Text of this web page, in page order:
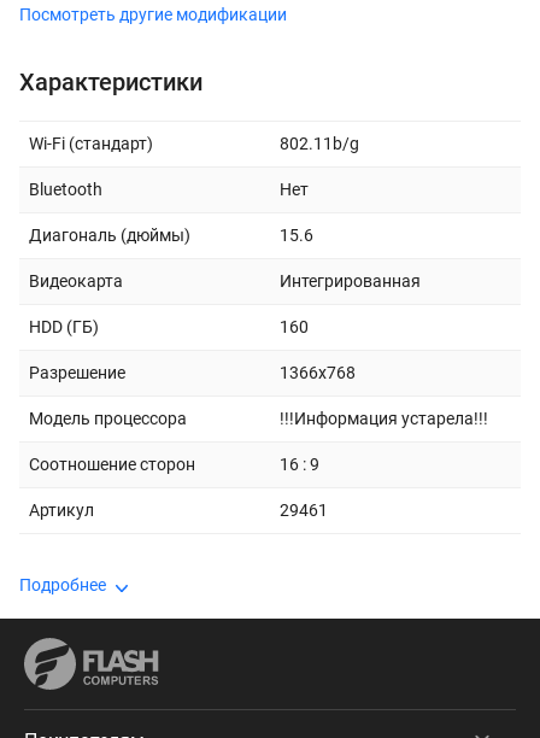
Посмотреть другие модификации
Характеристики
Wi-Fi (стандарт) 802.11b/g
Bluetooth Нет
Диагональ (дюймы) 15.6
Видеокарта Интегрированная
HDD (ГБ) 160
Разрешение 1366x768
Модель процессора !!!Информация устарела!!!
Соотношение сторон 16 : 9
Артикул 29461
Подробнее